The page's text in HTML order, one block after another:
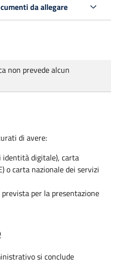
da allegare
non prevede alcun
di avere:
identità digitale), carta
o carta nazionale dei servizi
per la presentazione
si conclude